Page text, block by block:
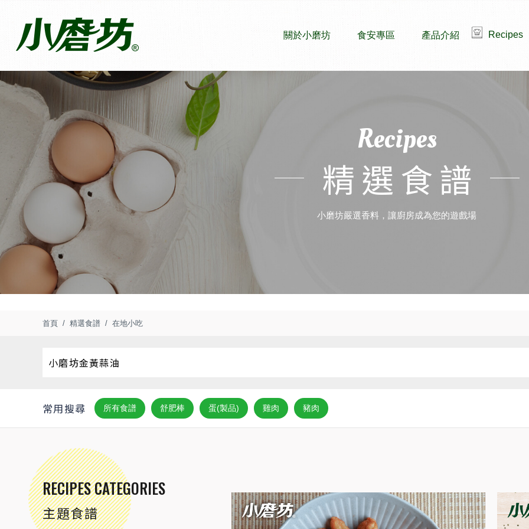
關於小磨坊 食安專區 產品介紹 Recipes
Recipes
精選食譜
小磨坊嚴選香料，讓廚房成為您的遊戲場
首頁 精選食譜 在地小吃
常用搜尋 所有食譜 舒肥棒 蛋(製品) 雞肉 豬肉
RECIPES CATEGORIES
主題食譜